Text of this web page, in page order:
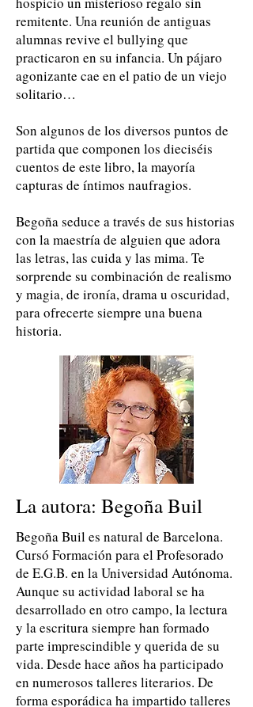
remitente. Una reunión de antiguas
alumnas revive el bullying que
practicaron en su infancia. Un pájaro
agonizante cae en el patio de un viejo
solitario…
Son algunos de los diversos puntos de
partida que componen los dieciséis
cuentos de este libro, la mayoría
capturas de íntimos naufragios.
Begoña seduce a través de sus historias
con la maestría de alguien que adora
las letras, las cuida y las mima. Te
sorprende su combinación de realismo
y magia, de ironía, drama u oscuridad,
para ofrecerte siempre una buena
historia.
La autora: Begoña Buil
Begoña Buil es natural de Barcelona.
Cursó Formación para el Profesorado
de E.G.B. en la Universidad Autónoma.
Aunque su actividad laboral se ha
desarrollado en otro campo, la lectura
y la escritura siempre han formado
parte imprescindible y querida de su
vida. Desde hace años ha participado
en numerosos talleres literarios. De
forma esporádica ha impartido talleres